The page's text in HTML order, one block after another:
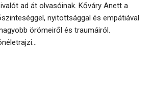
ad át olvasóinak. Kőváry Anett a
nyitottsággal és empátiával
örömeiről és traumáiról.